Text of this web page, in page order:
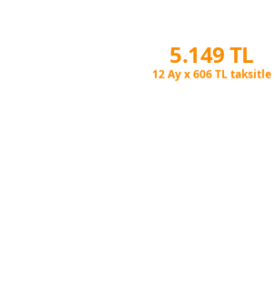
5.149 TL
Peşin Fiyatına 3 Taksit